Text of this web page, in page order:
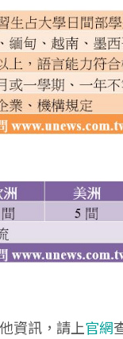
資訊，請上官網